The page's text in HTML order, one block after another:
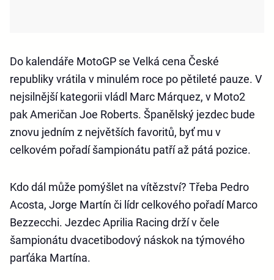
Do kalendáře MotoGP se Velká cena České
republiky vrátila v minulém roce po pětileté pauze. V
nejsilnější kategorii vládl Marc Márquez, v Moto2
pak Američan Joe Roberts. Španělský jezdec bude
znovu jedním z největších favoritů, byť mu v
celkovém pořadí šampionátu patří až pátá pozice.
Kdo dál může pomýšlet na vítězství? Třeba Pedro
Acosta, Jorge Martín či lídr celkového pořadí Marco
Bezzecchi. Jezdec Aprilia Racing drží v čele
šampionátu dvacetibodový náskok na týmového
parťáka Martína.